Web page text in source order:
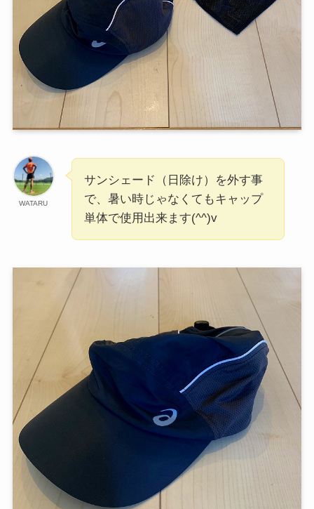
WATARU
サンシェード（日除け）を外す事
で、暑い時じゃなくてもキャップ
単体で使用出来ます(^^)v